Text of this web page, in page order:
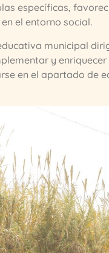
específicas,
el entorno social.
municipal
y
en el apartado de